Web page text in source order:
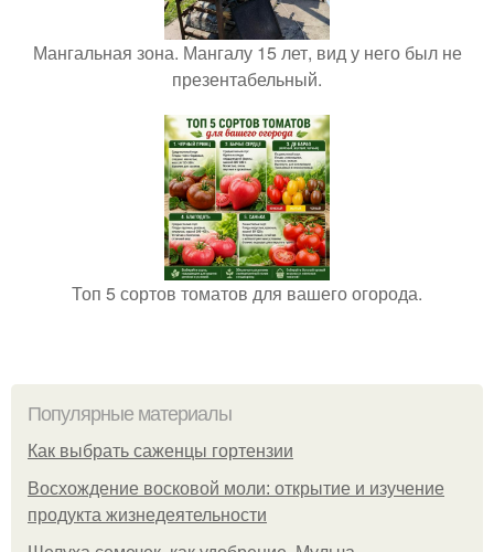
Мангальная зона. Мангалу 15 лет, вид у него был не
презентабельный.
Топ 5 сортов томатов для вашего огорода.
Популярные материалы
Как выбрать саженцы гортензии
Восхождение восковой моли: открытие и изучение
продукта жизнедеятельности